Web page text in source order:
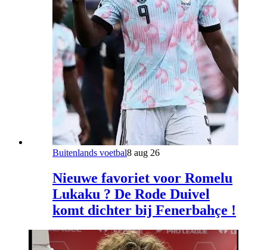
Buitenlands voetbal8 aug 26
Nieuwe favoriet voor Romelu
Lukaku ? De Rode Duivel
komt dichter bij Fenerbahçe !